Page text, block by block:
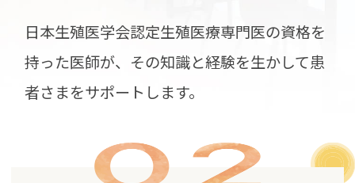
日本生殖医学会認定生殖医療専門医の資格を
持った医師が、その知識と経験を生かして患
者さまをサポートします。